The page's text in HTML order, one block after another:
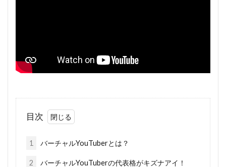
目次
1 バーチャルYouTuberとは？
2 バーチャルYouTuberの代表格がキズナアイ！